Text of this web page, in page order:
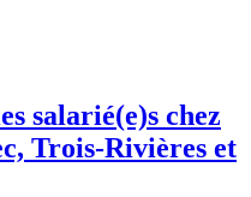
salarié(e)s chez
Trois-Rivières et